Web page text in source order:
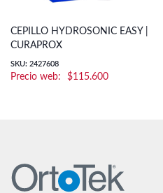
CEPILLO HYDROSONIC EASY |
CURAPROX
SKU: 2427608
$115.600